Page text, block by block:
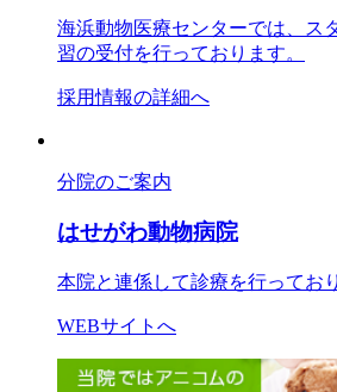
海浜動物医療センターでは、ス
習の受付を行っております。
採用情報の詳細へ
分院のご案内
はせがわ動物病院
本院と連係して診療を行ってお
WEBサイトへ